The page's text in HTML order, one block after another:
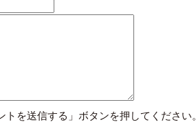
トを送信する」ボタンを押してください